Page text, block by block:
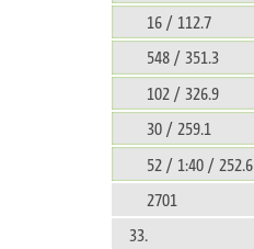
16 / 112.7
548 / 351.3
102 / 326.9
30 / 259.1
52 / 1:40 / 252.6
2701
33.